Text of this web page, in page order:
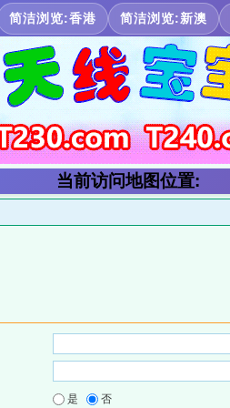
简洁浏览:香港 简洁浏览:新澳
当前访问地图位置:
是 否